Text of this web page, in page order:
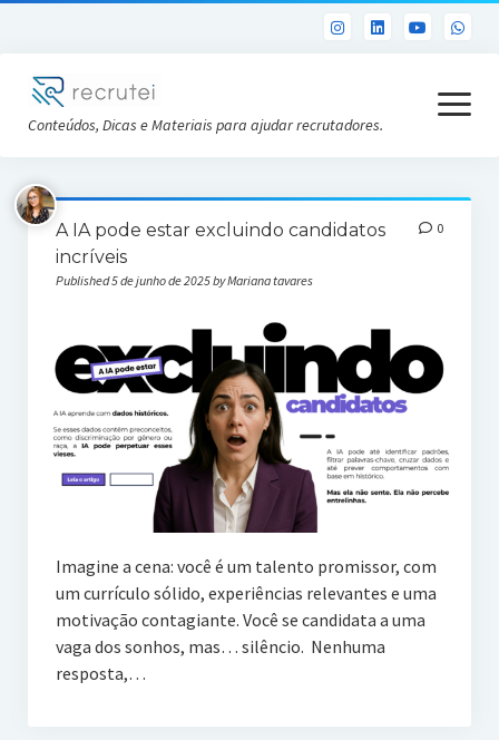
Conteúdos, Dicas e Materiais para ajudar recrutadores.
open
menu
Já sou Cliente
Conheça a Recrutei
Cursos RH gratuitos
A IA pode estar excluindo candidatos
incríveis
Published 5 de junho de 2025 by Mariana tavares
0
Imagine a cena: você é um talento promissor, com
um currículo sólido, experiências relevantes e uma
motivação contagiante. Você se candidata a uma
vaga dos sonhos, mas… silêncio. Nenhuma
resposta,…